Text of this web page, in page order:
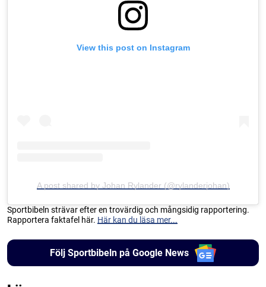
View this post on Instagram
A post shared by Johan Rylander (@rylanderjohan)
Sportbibeln strävar efter en trovärdig och mångsidig rapportering.
Rapportera faktafel här. Här kan du läsa mer...
Följ Sportbibeln på Google News